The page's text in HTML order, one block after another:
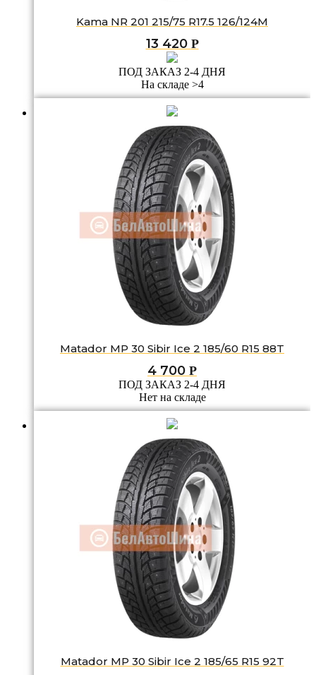
Kama NR 201 215/75 R17.5 126/124M
13 420 Р
ПОД ЗАКАЗ 2-4 ДНЯ
На складе >4
Matador MP 30 Sibir Ice 2 185/60 R15 88T
4 700 Р
ПОД ЗАКАЗ 2-4 ДНЯ
Нет на складе
Matador MP 30 Sibir Ice 2 185/65 R15 92T